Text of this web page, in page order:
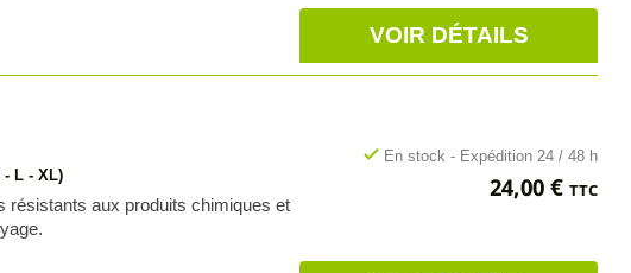
VOIR DÉTAILS
- L - XL)
résistants aux produits chimiques et
check En stock - Expédition 24 / 48 h
Prix
24,00 € TTC